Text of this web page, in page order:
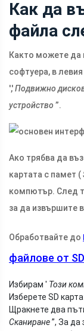
Как да
файла
Както можете да
софтуера, в
','Подвижно
устройство ”.
Ако трябва да
картата с памет (
компютър. След
за да извършите
Обработвайте до
файлове от
Избирам ' Този
Изберете SD
Щракнете два
Сканиране”, За да